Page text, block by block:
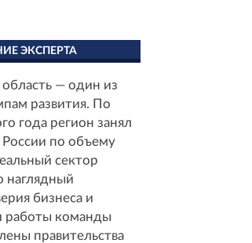
ЭКСПЕРТА
— один из
развития. По
года регион занял
России по объему
сектор
наглядный
бизнеса и
работы команды
правительства